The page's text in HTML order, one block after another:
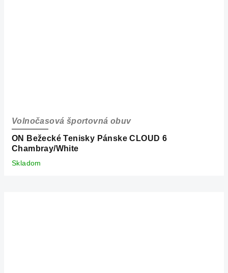
ON Bežecké Tenisky Pánske CLOUD 6
Chambray/White
Volnočasová športovná obuv
Skladom